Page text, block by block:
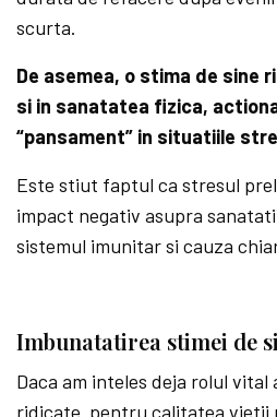
scurta.
De asemea, o stima de sine
si in sanatatea fizica,
“pansament” in situatiile
Este stiut faptul ca stresul
impact negativ asupra
sistemul imunitar si cauza
Imbunatatirea stimei de
Daca am inteles deja rolul vital
ridicate pentru calitatea vietii